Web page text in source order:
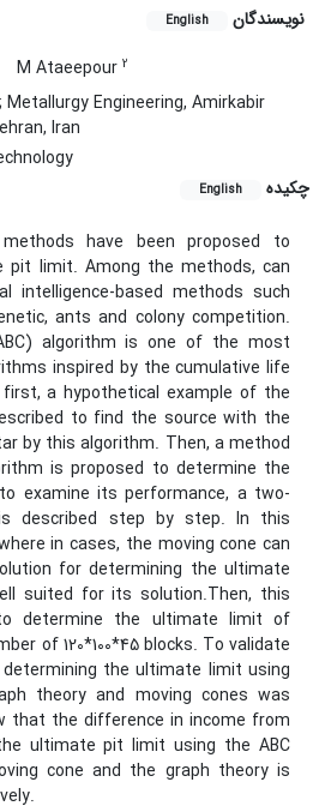
نویسندگان English
M Ataeepour 2
Engineering, Amirkabir
Iran
چکیده
English
have been proposed to
pit limit. Among the methods, can
intelligence-based methods such
ants and colony competition.
algorithm is one of the most
inspired by the cumulative life
a hypothetical example of the
to find the source with the
by this algorithm. Then, a method
is proposed to determine the
examine its performance, a two-
described step by step. In this
in cases, the moving cone can
for determining the ultimate
suited for its solution.Then, this
determine the ultimate limit of
of 120*100*45 blocks. To validate
the ultimate limit using
theory and moving cones was
that the difference in income from
ultimate pit limit using the ABC
cone and the graph theory is